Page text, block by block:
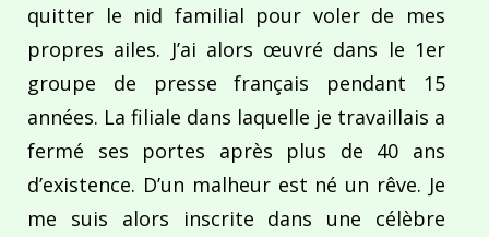
quitter le nid familial pour voler de mes
propres ailes. J’ai alors œuvré dans le 1er
groupe de presse français pendant 15
années. La filiale dans laquelle je travaillais a
fermé ses portes après plus de 40 ans
d’existence. D’un malheur est né un rêve. Je
me suis alors inscrite dans une célèbre